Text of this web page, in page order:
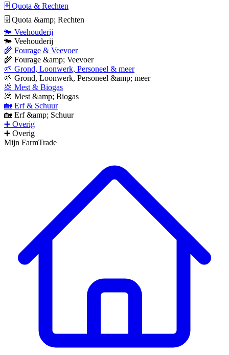
🗄 Quota & Rechten
🗄 Quota &amp; Rechten
🐄 Veehouderij
🐄 Veehouderij
🌾 Fourage & Veevoer
🌾 Fourage &amp; Veevoer
🌱 Grond, Loonwerk, Personeel & meer
🌱 Grond, Loonwerk, Personeel &amp; meer
💩 Mest & Biogas
💩 Mest &amp; Biogas
🏡 Erf & Schuur
🏡 Erf &amp; Schuur
➕ Overig
➕ Overig
Mijn FarmTrade